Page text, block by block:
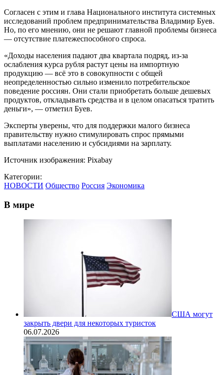
Согласен с этим и глава Национального института системных
исследований проблем предпринимательства Владимир Буев.
Но, по его мнению, они не решают главной проблемы бизнеса
— отсутствие платежеспособного спроса.
«Доходы населения падают два квартала подряд, из-за
ослабления курса рубля растут цены на импортную
продукцию — всё это в совокупности с общей
неопределенностью сильно изменило потребительское
поведение россиян. Они стали приобретать больше дешевых
продуктов, откладывать средства и в целом опасаться тратить
деньги», — отметил Буев.
Эксперты уверены, что для поддержки малого бизнеса
правительству нужно стимулировать спрос прямыми
выплатами населению и субсидиями на зарплату.
Источник изображения: Pixabay
Категории:
НОВОСТИ Общество Россия Экономика
В мире
США могут
закрыть двери для некоторых туристок
06.07.2026